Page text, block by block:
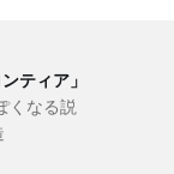
ティア」
くなる説